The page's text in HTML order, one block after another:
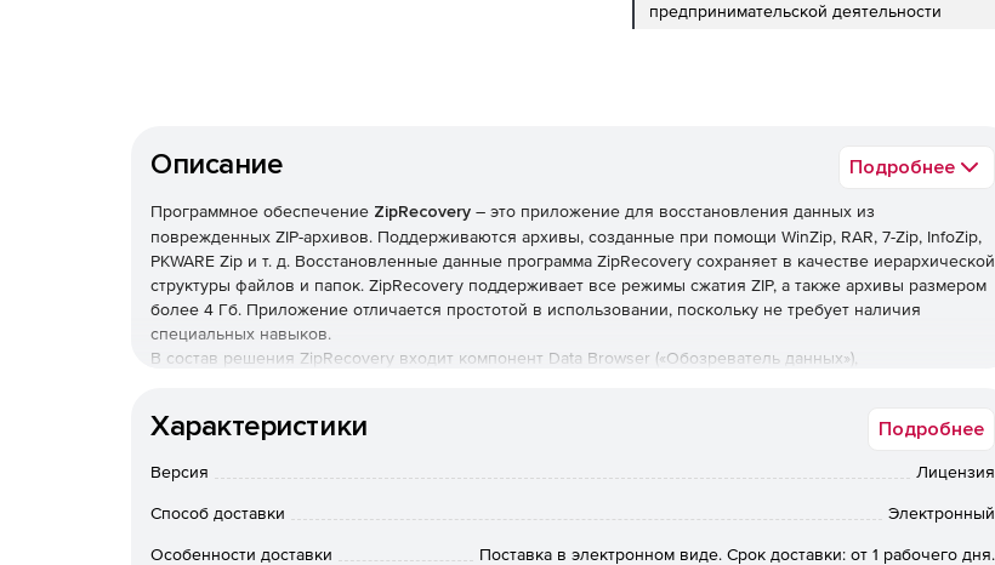
предпринимательской деятельности
Описание Подробнее
Программное обеспечение ZipRecovery – это приложение для восстановления данных из
поврежденных ZIP-архивов. Поддерживаются архивы, созданные при помощи WinZip, RAR, 7-Zip, InfoZip,
PKWARE Zip и т. д. Восстановленные данные программа ZipRecovery сохраняет в качестве иерархической
структуры файлов и папок. ZipRecovery поддерживает все режимы сжатия ZIP, а также архивы размером
более 4 Гб. Приложение отличается простотой в использовании, поскольку не требует наличия
специальных навыков.
В состав решения ZipRecovery входит компонент Data Browser («Обозреватель данных»),
тех случаях, когда недостаточно возможностей стандартного режима восстановления, исходный файл
Использование ZipRecovery имеет следующие ограничения:
Некоторые части архивных файлов перезаписаны – в результате при восстановлении архива весь
Характеристики Подробнее
Версия Лицензия
Способ доставки Электронный
Особенности доставки Поставка в электронном виде. Срок доставки: от 1 рабочего дня.